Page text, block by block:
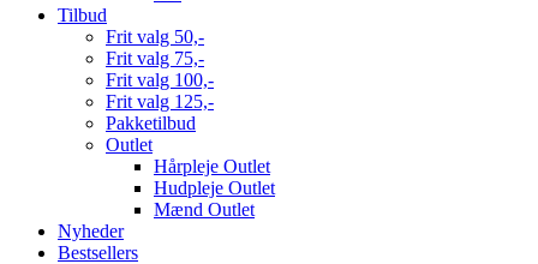
Tilbud
Frit valg 50,-
Frit valg 75,-
Frit valg 100,-
Frit valg 125,-
Pakketilbud
Outlet
Hårpleje Outlet
Hudpleje Outlet
Mænd Outlet
Nyheder
Bestsellers